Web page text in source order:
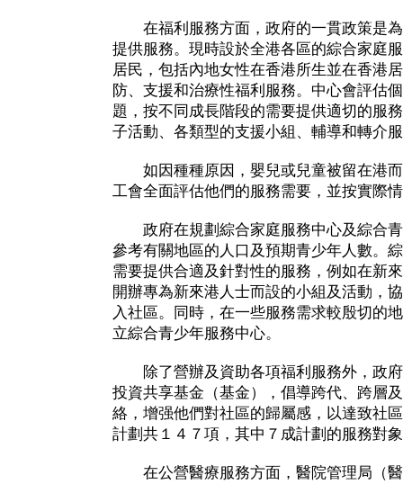
在福利服務方面，政府的一貫政策是為
提供服務。現時設於全港各區的綜合家庭
居民，包括內地女性在香港所生並在香港
防、支援和治療性福利服務。中心會評估
題，按不同成長階段的需要提供適切的服
子活動、各類型的支援小組、輔導和轉介
如因種種原因，嬰兒或兒童被留在港而
工會全面評估他們的服務需要，並按實際
政府在規劃綜合家庭服務中心及綜合青
參考有關地區的人口及預期青少年人數。
需要提供合適及針對性的服務，例如在新
開辦專為新來港人士而設的小組及活動，
入社區。同時，在一些服務需求較殷切的
立綜合青少年服務中心。
除了營辦及資助各項福利服務外，政府
投資共享基金（基金），倡導跨代、跨層
絡，增强他們對社區的歸屬感，以達致社
計劃共１４７項，其中７成計劃的服務對
在公營醫療服務方面，醫院管理局（醫